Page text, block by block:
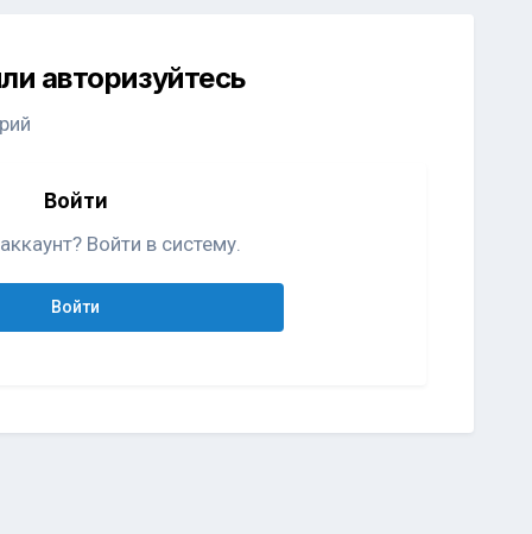
авторизуйтесь
Войти
Войти в систему.
Войти